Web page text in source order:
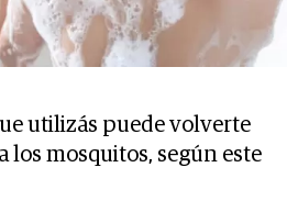
utilizás puede volverte
los mosquitos, según este